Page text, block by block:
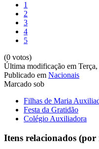
1
2
3
4
5
(0 votos)
Última modificação em
Publicado em Nacionais
Marcado sob
Filhas de Maria
Festa da Gratidão
Colégio Auxiliadora
Itens relacionados